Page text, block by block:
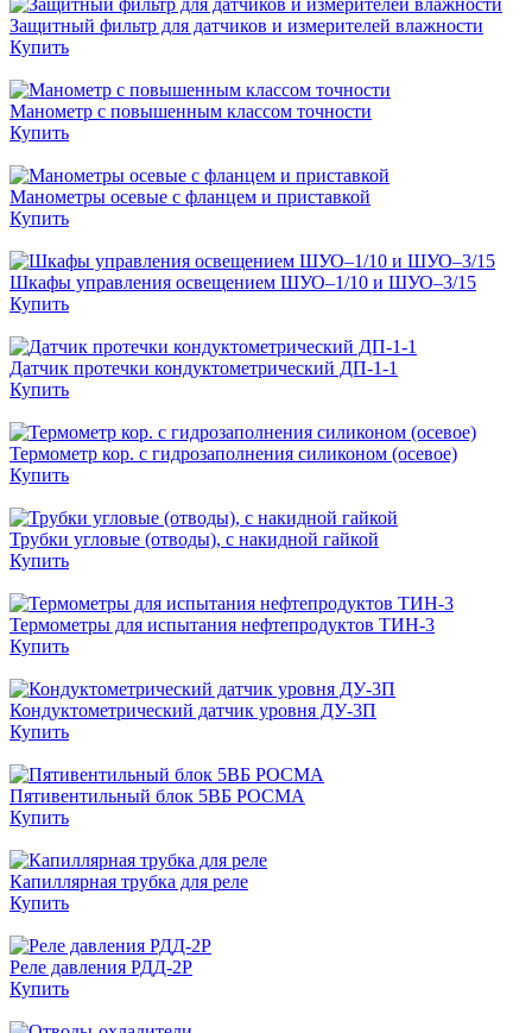
Защитный фильтр для датчиков и измерителей влажности
Купить
Манометр с повышенным классом точности
Купить
Манометры осевые с фланцем и приставкой
Купить
Шкафы управления освещением ШУО–1/10 и ШУО–3/15
Купить
Датчик протечки кондуктометрический ДП-1-1
Купить
Термометр кор. с гидрозаполнения силиконом (осевое)
Купить
Трубки угловые (отводы), с накидной гайкой
Купить
Термометры для испытания нефтепродуктов ТИН-3
Купить
Кондуктометрический датчик уровня ДУ-3П
Купить
Пятивентильный блок 5ВБ РОСМА
Купить
Капиллярная трубка для реле
Купить
Реле давления РДД-2Р
Купить